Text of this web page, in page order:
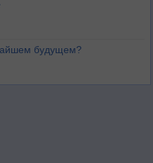
будущем?